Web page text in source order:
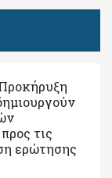
τις
ερώτησης